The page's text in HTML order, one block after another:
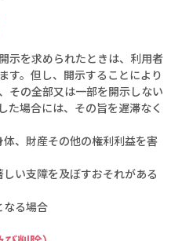
示を求められたときは、利用者
す。但し、開示することにより
その全部又は一部を開示しない
た場合には、その旨を遅滞なく
、財産その他の権利利益を害
い支障を及ぼすおそれがある
なる場合